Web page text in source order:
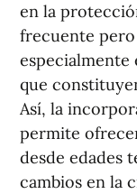
en la
frecuente
especialmente
que
Así, la
permite
desde edades
cambios en la